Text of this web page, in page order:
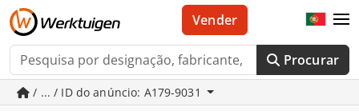
Procurar
Vender
/ ... / ID do anúncio: A179-9031